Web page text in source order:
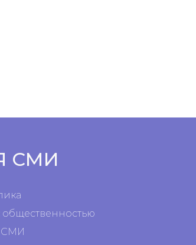
СМИ
общественностью
СМИ